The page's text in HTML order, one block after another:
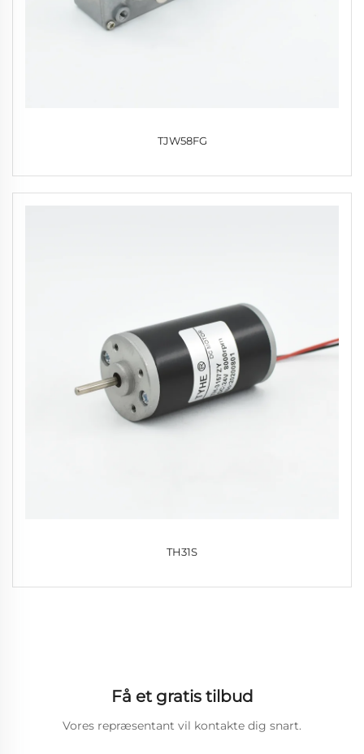
TJW58FG
TH31S
Få et gratis tilbud
Vores repræsentant vil kontakte dig snart.